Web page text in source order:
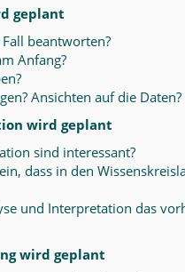
geplant
beantworten?
Anfang?
Ansichten auf die Daten?
wird geplant
sind interessant?
dass in den
und Interpretation das
wird geplant